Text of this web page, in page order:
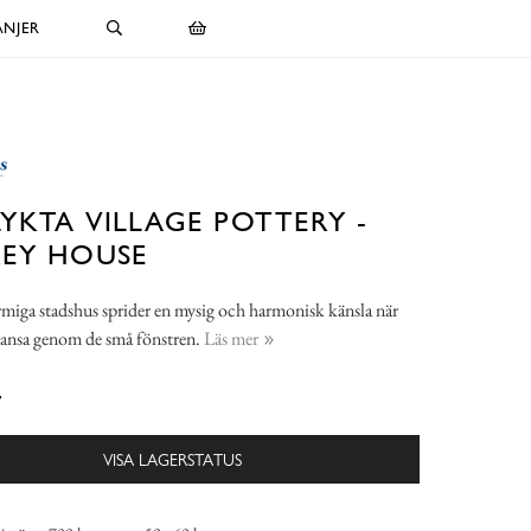
VILLAGE POTTERY -
HOUSE
stadshus sprider en mysig och harmonisk känsla när
genom de små fönstren. Läs mer
VISA LAGERSTATUS